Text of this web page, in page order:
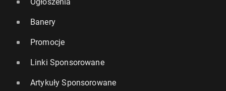
Banery
Promocje
Linki Sponsorowane
Artykuły Sponsorowane